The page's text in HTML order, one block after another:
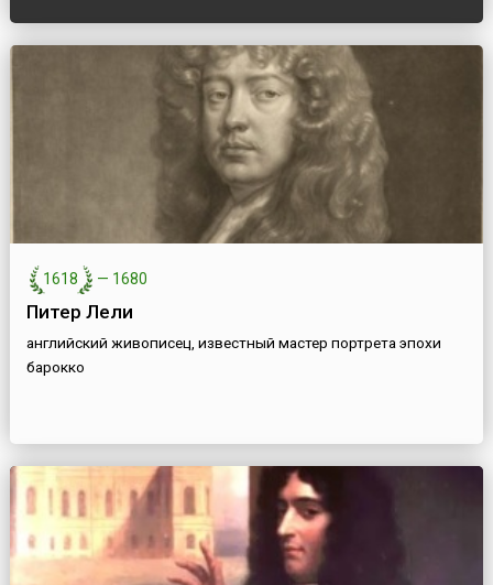
1618 — 1680
Питер Лели
английский живописец, известный мастер портрета эпохи
барокко